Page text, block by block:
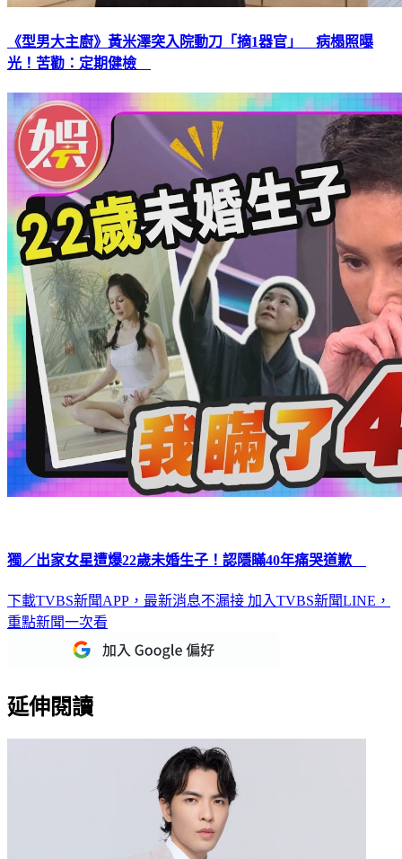
《型男大主廚》黃米澤突入院動刀「摘1器官」 病榻照曝
光！苦勸：定期健檢
獨／出家女星遭爆22歲未婚生子！認隱瞞40年痛哭道歉
下載TVBS新聞APP，最新消息不漏接 加入TVBS新聞LINE，
重點新聞一次看
延伸閱讀